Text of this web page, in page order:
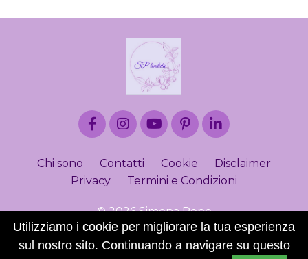
Chi sono Contatti Cookie
Disclaimer
Privacy
Termini e Condizioni
© 2026 Simona Pepe
Powered by Kajabi
Utilizziamo i cookie per migliorare la tua esperienza
sul nostro sito. Continuando a navigare su questo